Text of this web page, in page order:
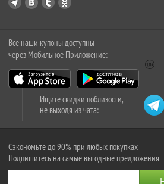
Все наши купоны доступны
через Мобильное Приложение:
Ищите скидки поблизости,
не выходя из чата:
Сэкономьте до 90% при любых покупках
Подпишитесь на самые выгодные предложения